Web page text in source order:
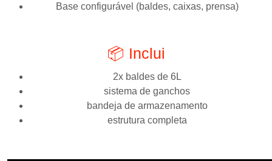
Base configurável (baldes, caixas, prensa)
📦 Inclui
2x baldes de 6L
sistema de ganchos
bandeja de armazenamento
estrutura completa